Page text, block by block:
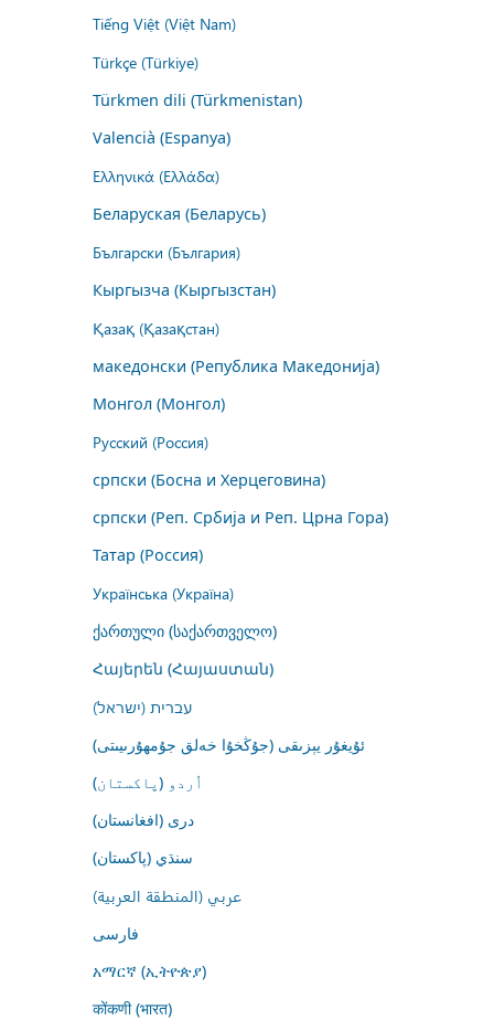
Tiếng Việt (Việt Nam)
Türkçe (Türkiye)
Türkmen dili (Türkmenistan)
Valencià (Espanya)
Ελληνικά (Ελλάδα)
Беларуская (Беларусь)
Български (България)
Кыргызча (Кыргызстан)
Қазақ (Қазақстан)
македонски (Република Македонија)
Монгол (Монгол)
Русский (Россия)
српски (Босна и Херцеговина)
српски (Реп. Србија и Реп. Црна Гора)
Татар (Россия)
Українська (Україна)
ქართული (საქართველო)
Հայերեն (Հայաստան)
עברית (ישראל)
ئۇيغۇر يېزىقى (جۇڭخۇا خەلق جۇمھۇرىيىتى)
اُردو (پاکستان)
درى (افغانستان)
سنڌي (پاکستان)
عربي (المنطقة العربية)
فارسى
አማርኛ (ኢትዮጵያ)
कोंकणी (भारत)